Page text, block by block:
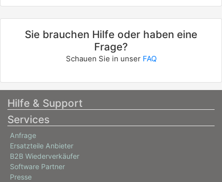
Sie brauchen Hilfe oder haben eine
Frage?
Schauen Sie in unser FAQ
Hilfe & Support
Services
Anfrage
Ersatzteile Anbieter
B2B Wiederverkäufer
Software Partner
Presse